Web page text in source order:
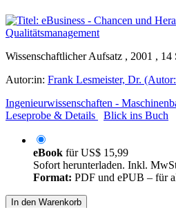
Wissenschaftlicher Aufsatz , 2001 , 14
Autor:in: Frank Lesmeister, Dr.
Ingenieurwissenschaften -
Leseprobe & Details
Blick ins Buch
eBook fürUS$ 15,99
Sofort herunterladen. Inkl.
Format: PDF und ePUB – für
In den Warenkorb